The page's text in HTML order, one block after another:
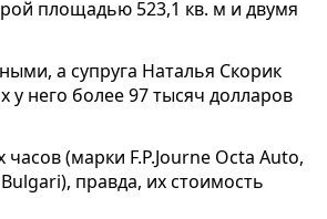
площадью 523,1 кв. м и двумя
а супруга Наталья Скорик
у него более 97 тысяч долларов
(марки F.P.Journe Octa Auto,
правда, их стоимость